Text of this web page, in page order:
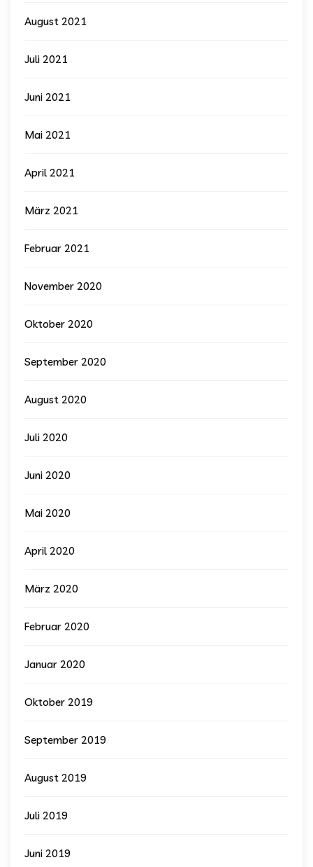
August 2021
Juli 2021
Juni 2021
Mai 2021
April 2021
März 2021
Februar 2021
November 2020
Oktober 2020
September 2020
August 2020
Juli 2020
Juni 2020
Mai 2020
April 2020
März 2020
Februar 2020
Januar 2020
Oktober 2019
September 2019
August 2019
Juli 2019
Juni 2019